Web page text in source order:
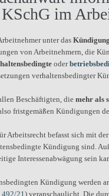
im
unter das
von Arbeitnehmern, die
oder
verhaltensbedingter
Beschäftigten, die mehr als
fristgemäßen Kündigungen
Arbeitsrecht befasst sich mit
Kündigung sind.
Interessenabwägung sein
Kündigung werden
492/21) veranschaulicht. Die